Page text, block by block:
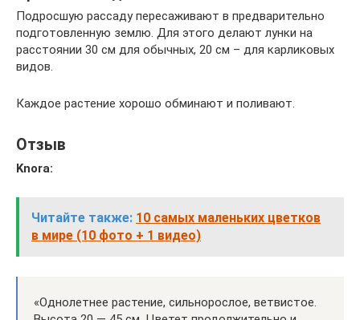
Подросшую рассаду пересаживают в предварительно
подготовленную землю. Для этого делают лунки на
расстоянии 30 см для обычных, 20 см – для карликовых
видов.
Каждое растение хорошо обминают и поливают.
Отзыв
Knora:
Читайте также: 10 самых маленьких цветков
в мире (10 фото + 1 видео)
«Однолетнее растение, сильнорослое, ветвистое.